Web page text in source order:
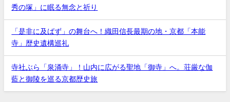
秀の塚」に眠る無念と祈り
「是非に及ばず」の舞台へ！織田信長最期の地・京都「本能
寺」歴史遺構巡礼
寺社ぶら「泉涌寺」！山内に広がる聖地「御寺」へ。荘厳な伽
藍と御陵を巡る京都歴史旅